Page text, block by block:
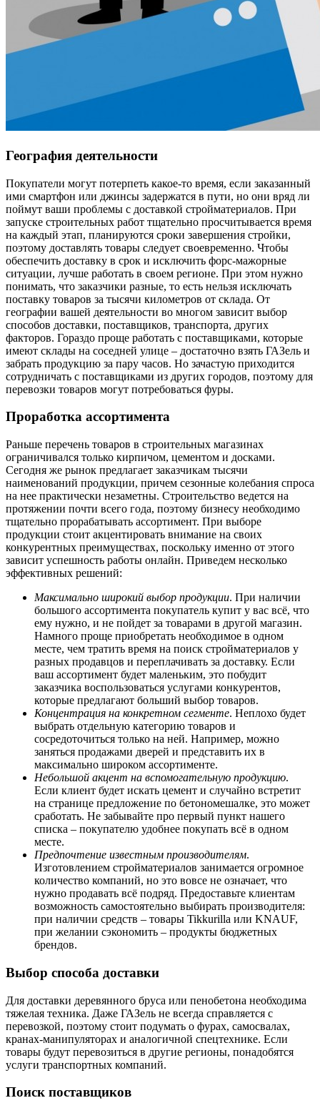
География деятельности
Покупатели могут потерпеть какое-то время, если заказанный
ими смартфон или джинсы задержатся в пути, но они вряд ли
поймут ваши проблемы с доставкой стройматериалов. При
запуске строительных работ тщательно просчитывается время
на каждый этап, планируются сроки завершения стройки,
поэтому доставлять товары следует своевременно. Чтобы
обеспечить доставку в срок и исключить форс-мажорные
ситуации, лучше работать в своем регионе. При этом нужно
понимать, что заказчики разные, то есть нельзя исключать
поставку товаров за тысячи километров от склада. От
географии вашей деятельности во многом зависит выбор
способов доставки, поставщиков, транспорта, других
факторов. Гораздо проще работать с поставщиками, которые
имеют склады на соседней улице – достаточно взять ГАЗель и
забрать продукцию за пару часов. Но зачастую приходится
сотрудничать с поставщиками из других городов, поэтому для
перевозки товаров могут потребоваться фуры.
Проработка ассортимента
Раньше перечень товаров в строительных магазинах
ограничивался только кирпичом, цементом и досками.
Сегодня же рынок предлагает заказчикам тысячи
наименований продукции, причем сезонные колебания спроса
на нее практически незаметны. Строительство ведется на
протяжении почти всего года, поэтому бизнесу необходимо
тщательно прорабатывать ассортимент. При выборе
продукции стоит акцентировать внимание на своих
конкурентных преимуществах, поскольку именно от этого
зависит успешность работы онлайн. Приведем несколько
эффективных решений:
Максимально широкий выбор продукции. При наличии
большого ассортимента покупатель купит у вас всё, что
ему нужно, и не пойдет за товарами в другой магазин.
Намного проще приобретать необходимое в одном
месте, чем тратить время на поиск стройматериалов у
разных продавцов и переплачивать за доставку. Если
ваш ассортимент будет маленьким, это побудит
заказчика воспользоваться услугами конкурентов,
которые предлагают больший выбор товаров.
Концентрация на конкретном сегменте. Неплохо будет
выбрать отдельную категорию товаров и
сосредоточиться только на ней. Например, можно
заняться продажами дверей и представить их в
максимально широком ассортименте.
Небольшой акцент на вспомогательную продукцию.
Если клиент будет искать цемент и случайно встретит
на странице предложение по бетономешалке, это может
сработать. Не забывайте про первый пункт нашего
списка – покупателю удобнее покупать всё в одном
месте.
Предпочтение известным производителям.
Изготовлением стройматериалов занимается огромное
количество компаний, но это вовсе не означает, что
нужно продавать всё подряд. Предоставьте клиентам
возможность самостоятельно выбирать производителя:
при наличии средств – товары Tikkurilla или KNAUF,
при желании сэкономить – продукты бюджетных
брендов.
Выбор способа доставки
Для доставки деревянного бруса или пенобетона необходима
тяжелая техника. Даже ГАЗель не всегда справляется с
перевозкой, поэтому стоит подумать о фурах, самосвалах,
кранах-манипуляторах и аналогичной спецтехнике. Если
товары будут перевозиться в другие регионы, понадобятся
услуги транспортных компаний.
Поиск поставщиков